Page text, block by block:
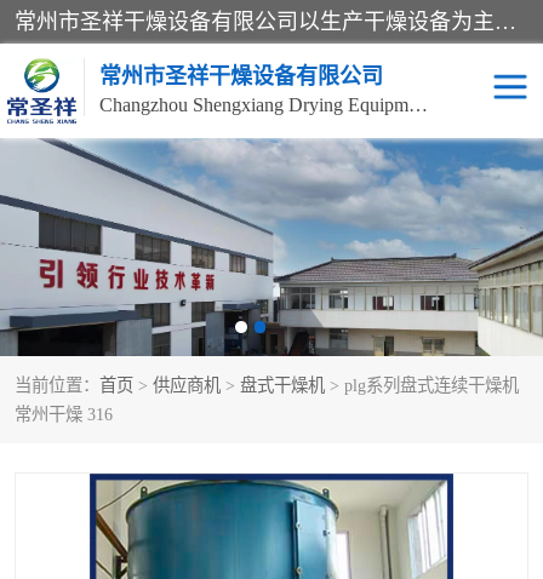
常州市圣祥干燥设备有限公司以生产干燥设备为主导产品，提供：干燥设备、干燥机、混合机、气流干燥机、烘箱、热风循环烘箱、沸腾干燥机、烘干机、喷雾干燥机等产品的生产、制造与销售服务。
常州市圣祥干燥设备有限公司
Changzhou Shengxiang Drying Equipment Co. , Ltd.
当前位置： 首页 > 供应商机 > 盘式干燥机 > plg系列盘式连续干燥机
常州干燥 316
单锥真空干燥机 双锥真空干燥机
气流干燥机 滚筒刮板干燥机
干燥机 闪蒸干燥机
桨叶干燥机 高速混合机
粗粉碎机 带式干燥机
单锥螺带真空干燥机 沸腾干燥机